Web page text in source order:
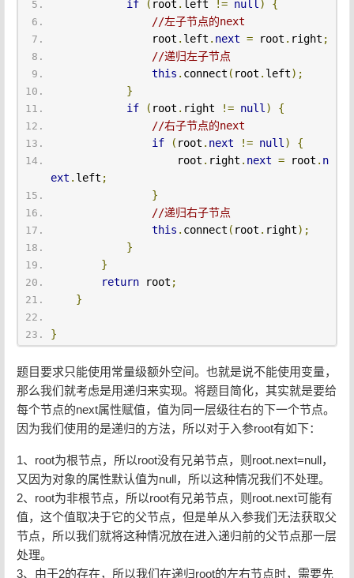
if ( root . left != null )
{
//左子节点的next
                root
. left . next = root . right ;
//递归左子节点
this . connect ( root . left);
}
if
( root . right != null )
{
//右子节点的next
if
( root . next != null )
{
                    root
. right . next = root . n
ext . left ;
}
//递归右子节点
this . connect ( root . right);
}
}
return root ;
}
}
题目要求只能使用常量级额外空间。也就是说不能使用变量，
那么我们就考虑是用递归来实现。将题目简化，其实就是要给
每个节点的next属性赋值，值为同一层级往右的下一个节点。
因为我们使用的是递归的方法，所以对于入参root有如下：
1、root为根节点，所以root没有兄弟节点，则root.next=null，
又因为对象的属性默认值为null，所以这种情况我们不处理。
2、root为非根节点，所以root有兄弟节点，则root.next可能有
值，这个值取决于它的父节点，但是单从入参我们无法获取父
节点，所以我们就将这种情况放在进入递归前的父节点那一层
处理。
3、由于2的存在，所以我们在递归root的左右节点时，需要先